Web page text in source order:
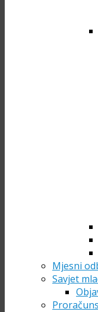
Mjesni
Savjet